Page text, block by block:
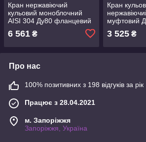
Кран нержавіючий
кульовий моноблочний
AISI 304 Ду80 фланцевий
6 561 ₴
Кран
муфтовий
3 525₴
Про нас
100% позитивних з 198 відгуків за рік
Працює з 28.04.2021
м. Запоріжжя
Запоріжжя, Україна